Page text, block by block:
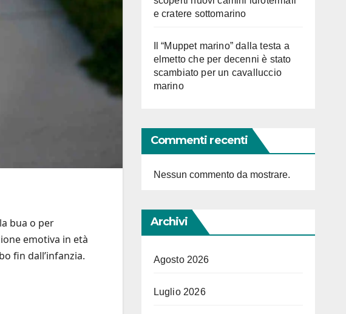
bua o per
emotiva in età
fin dall’infanzia.
e cratere sottomarino
Il “Muppet marino” dalla testa a
elmetto che per decenni è stato
scambiato per un cavalluccio
marino
Commenti recenti
Nessun commento da mostrare.
Archivi
Agosto 2026
Luglio 2026